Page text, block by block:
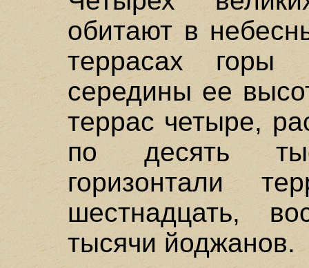
обитают в
террасах горы
середины ее
террас четыре,
по десять
горизонтали
шестнадцать,
тысячи йоджанов.